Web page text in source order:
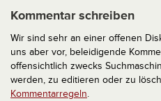
Kommentar schreiben
Wir sind sehr an einer offenen
uns aber vor, beleidigende
offensichtlich zwecks
werden, zu editieren oder zu
Kommentarregeln.